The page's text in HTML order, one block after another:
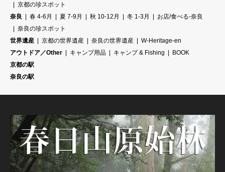
京都の珍スポット
奈良
春 4-6月 夏 7-9月 秋 10-12月 冬 1-3月
お店/食べる-奈良
奈良の珍スポット
世界遺産
京都の世界遺産 奈良の世界遺産
W-Heritage-en
アウトドア／Other
キャンプ用品 キャンプ & Fishing
BOOK
京都の駅
奈良の駅